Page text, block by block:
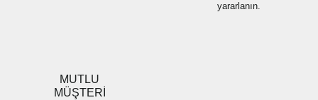
yararlanın.
MUTLU
MÜŞTERİ